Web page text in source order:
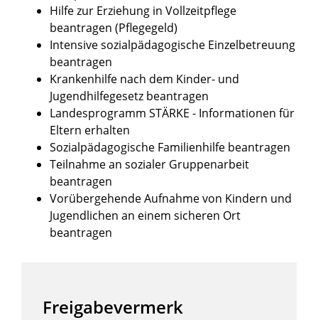
Hilfe zur Erziehung in Vollzeitpflege
beantragen (Pflegegeld)
Intensive sozialpädagogische Einzelbetreuung
beantragen
Krankenhilfe nach dem Kinder- und
Jugendhilfegesetz beantragen
Landesprogramm STÄRKE - Informationen für
Eltern erhalten
Sozialpädagogische Familienhilfe beantragen
Teilnahme an sozialer Gruppenarbeit
beantragen
Vorübergehende Aufnahme von Kindern und
Jugendlichen an einem sicheren Ort
beantragen
Freigabevermerk